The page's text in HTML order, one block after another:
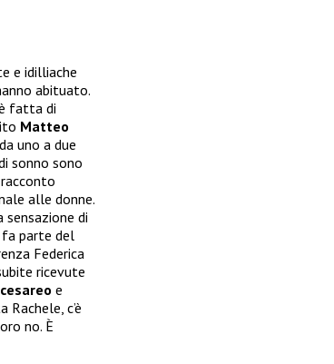
e idilliache
abituato.
fatta di
Matteo
uno a due
sonno sono
alle donne.
sensazione di
fa parte del
Federica
ricevute
e
c’è
no. È